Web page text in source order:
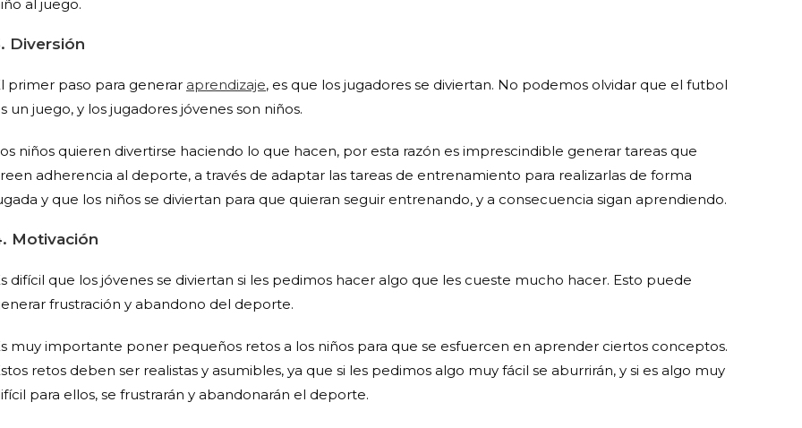
al juego.
Diversión
primer paso para generar aprendizaje, es que los jugadores se diviertan. No podemos olvidar que el futbol
un juego, y los jugadores jóvenes son niños.
niños quieren divertirse haciendo lo que hacen, por esta razón es imprescindible generar tareas que
adherencia al deporte, a través de adaptar las tareas de entrenamiento para realizarlas de forma
y que los niños se diviertan para que quieran seguir entrenando, y a consecuencia sigan aprendiendo.
Motivación
difícil que los jóvenes se diviertan si les pedimos hacer algo que les cueste mucho hacer. Esto puede
frustración y abandono del deporte.
muy importante poner pequeños retos a los niños para que se esfuercen en aprender ciertos conceptos.
retos deben ser realistas y asumibles, ya que si les pedimos algo muy fácil se aburrirán, y si es algo muy
para ellos, se frustrarán y abandonarán el deporte.